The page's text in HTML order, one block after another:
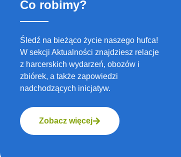
Co robimy?
Śledź na bieżąco życie naszego hufca!
W sekcji Aktualności znajdziesz relacje
z harcerskich wydarzeń, obozów i
zbiórek, a także zapowiedzi
nadchodzących inicjatyw.
Zobacz więcej